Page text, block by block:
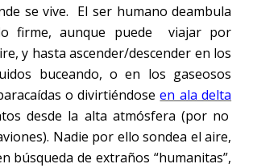
se vive. El ser humano deambula
firme, aunque puede
viajar por
y hasta ascender/descender en los
buceando, o en los gaseosos
o divirtiéndoseen ala delta
desde la alta atmósfera (por no
Nadie por ello sondea el aire,
búsqueda de extraños “humanitas”,